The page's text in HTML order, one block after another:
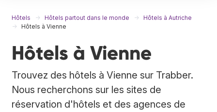
Hôtels Hôtels partout dans le monde
Hôtels à Autriche
Hôtels à Vienne
Hôtels à Vienne
Trouvez des hôtels à Vienne sur Trabber.
Nous recherchons sur les sites de
réservation d'hôtels et des agences de